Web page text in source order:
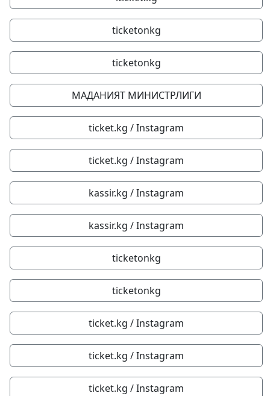
ticketonkg
ticketonkg
МАДАНИЯТ МИНИСТРЛИГИ
ticket.kg / Instagram
ticket.kg / Instagram
kassir.kg / Instagram
kassir.kg / Instagram
ticketonkg
ticketonkg
ticket.kg / Instagram
ticket.kg / Instagram
ticket.kg / Instagram